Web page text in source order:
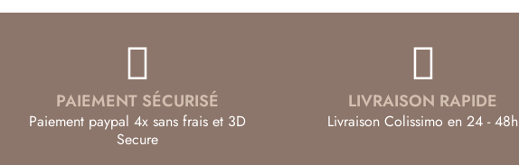
PAIEMENT SÉCURISÉ
Paiement paypal 4x sans frais et 3D
Secure
LIVRAISON RAPIDE
Livraison Colissimo en 24 - 48h